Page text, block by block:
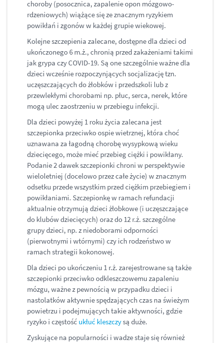
choroby (posocznica, zapalenie opon mózgowo-
rdzeniowych) wiążące się ze znacznym ryzykiem
powikłań i zgonów w każdej grupie wiekowej.
Kolejne szczepienia zalecane, dostępne dla dzieci od
ukończonego 6 m.ż., chronią przed zakażeniami takimi
jak grypa czy COVID-19. Są one szczególnie ważne dla
dzieci wcześnie rozpoczynjących socjalizację tzn.
uczęszczających do żłobków i przedszkoli lub z
przewlekłymi chorobami np. płuc, serca, nerek, które
mogą ulec zaostrzeniu w przebiegu infekcji.
Dla dzieci powyżej 1 roku życia zalecana jest
szczepionka przeciwko ospie wietrznej, która choć
uznawana za łagodną chorobę wysypkową wieku
dziecięcego, może mieć przebieg ciężki i powikłany.
Podanie 2 dawek szczepionki chroni w perspektywie
wieloletniej (docelowo przez całe życie) w znacznym
odsetku przede wszystkim przed ciężkim przebiegiem i
powikłaniami. Szczepionkę w ramach refundacji
aktualnie otrzymują dzieci żłobkowe (i uczęszczające
do klubów dziecięcych) oraz do 12 r.ż. szczególne
grupy dzieci, np. z niedoborami odporności
(pierwotnymi i wtórnymi) czy ich rodzeństwo w
ramach strategii kokonowej.
Dla dzieci po ukończeniu 1 r.ż. zarejestrowane są także
szczepionki przeciwko odkleszczowemu zapaleniu
mózgu, ważne z pewnością w przypadku dzieci i
nastolatków aktywnie spędzających czas na świeżym
powietrzu i podejmujących takie aktywności, gdzie
ryzyko i częstość ukłuć kleszczysą duże.
Zyskujące na popularności i wadze staje się również